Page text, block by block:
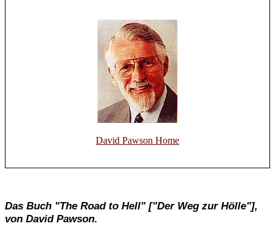
David Pawson Home
Das Buch "The Road to Hell" ["Der Weg zur Hölle"],
von David Pawson.